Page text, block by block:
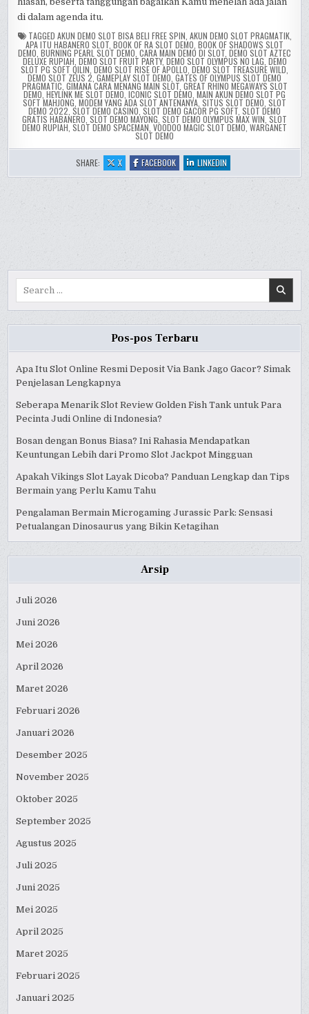
di dalam agenda itu.
TAGGED AKUN DEMO SLOT BISA BELI FREE SPIN AKUN DEMO SLOT PRAGMATIK,
APA ITU HABANERO SLOT BOOK OF RA SLOT DEMO BOOK OF SHADOWS SLOT
DEMO BURNING PEARL SLOT DEMO CARA MAIN DEMO DI SLOT DEMO SLOT AZTEC
DELUXE RUPIAH DEMO SLOT FRUIT PARTY, DEMO SLOT OLYMPUS NO LAG DEMO
SLOT PG SOFT QILIN DEMO SLOT RISE OF APOLLO DEMO SLOT TREASURE WILD
DEMO SLOT ZEUS 2 GAMEPLAY SLOT DEMO GATES OF OLYMPUS SLOT DEMO
PRAGMATIC GIMANA CARA MENANG MAIN SLOT, GREAT RHINO MEGAWAYS SLOT
DEMO HEYLINK ME SLOT DEMO ICONIC SLOT DEMO MAIN AKUN DEMO SLOT PG
SOFT MAHJONG MODEM YANG ADA SLOT ANTENANYA SITUS SLOT DEMO SLOT
DEMO 2022 SLOT DEMO CASINO SLOT DEMO GACOR PG SOFT SLOT DEMO
GRATIS HABANERO SLOT DEMO MAYONG SLOT DEMO OLYMPUS MAX WIN SLOT
DEMO RUPIAH SLOT DEMO SPACEMAN VOODOO MAGIC SLOT DEMO WARGANET
SLOT DEMO
SHARE: X:
GUIDE
BETTING
FACEBOOK:
GUIDE
BETTING
LINKEDIN
GUIDE
BETTING
Pos-pos Terbaru
Apa Itu Slot Online Resmi Deposit Via Bank Jago Gacor? Simak
Penjelasan Lengkapnya
Seberapa Menarik Slot Review Golden Fish Tank untuk Para
Pecinta Judi Online di Indonesia?
Bosan dengan Bonus Biasa? Ini Rahasia Mendapatkan
Keuntungan Lebih dari Promo Slot Jackpot Mingguan
Apakah Vikings Slot Layak Dicoba? Panduan Lengkap dan Tips
Bermain yang Perlu Kamu Tahu
Pengalaman Bermain Microgaming Jurassic Park: Sensasi
Petualangan Dinosaurus yang Bikin Ketagihan
Arsip
Juli 2026
Juni 2026
Mei 2026
April 2026
Maret 2026
Februari 2026
Januari 2026
Desember 2025
November 2025
Oktober 2025
September 2025
Agustus 2025
Juli 2025
Juni 2025
Mei 2025
April 2025
Maret 2025
Februari 2025
Januari 2025